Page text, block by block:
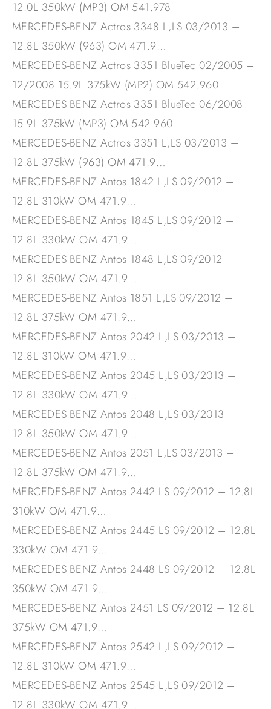
12.0L 350kW (MP3) OM 541.978
MERCEDES-BENZ Actros 3348 L,LS 03/2013 –
12.8L 350kW (963) OM 471.9…
MERCEDES-BENZ Actros 3351 BlueTec 02/2005 –
12/2008 15.9L 375kW (MP2) OM 542.960
MERCEDES-BENZ Actros 3351 BlueTec 06/2008 –
15.9L 375kW (MP3) OM 542.960
MERCEDES-BENZ Actros 3351 L,LS 03/2013 –
12.8L 375kW (963) OM 471.9…
MERCEDES-BENZ Antos 1842 L,LS 09/2012 –
12.8L 310kW OM 471.9…
MERCEDES-BENZ Antos 1845 L,LS 09/2012 –
12.8L 330kW OM 471.9…
MERCEDES-BENZ Antos 1848 L,LS 09/2012 –
12.8L 350kW OM 471.9…
MERCEDES-BENZ Antos 1851 L,LS 09/2012 –
12.8L 375kW OM 471.9…
MERCEDES-BENZ Antos 2042 L,LS 03/2013 –
12.8L 310kW OM 471.9…
MERCEDES-BENZ Antos 2045 L,LS 03/2013 –
12.8L 330kW OM 471.9…
MERCEDES-BENZ Antos 2048 L,LS 03/2013 –
12.8L 350kW OM 471.9…
MERCEDES-BENZ Antos 2051 L,LS 03/2013 –
12.8L 375kW OM 471.9…
MERCEDES-BENZ Antos 2442 LS 09/2012 – 12.8L
310kW OM 471.9…
MERCEDES-BENZ Antos 2445 LS 09/2012 – 12.8L
330kW OM 471.9…
MERCEDES-BENZ Antos 2448 LS 09/2012 – 12.8L
350kW OM 471.9…
MERCEDES-BENZ Antos 2451 LS 09/2012 – 12.8L
375kW OM 471.9…
MERCEDES-BENZ Antos 2542 L,LS 09/2012 –
12.8L 310kW OM 471.9…
MERCEDES-BENZ Antos 2545 L,LS 09/2012 –
12.8L 330kW OM 471.9…